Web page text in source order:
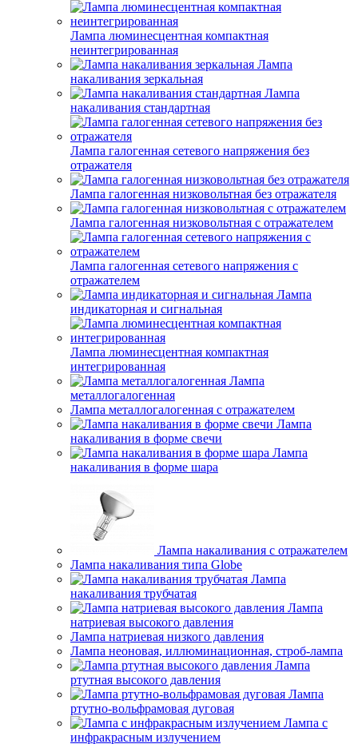
Лампа люминесцентная компактная
неинтегрированная
Лампа
накаливания зеркальная
Лампа
накаливания стандартная
Лампа галогенная сетевого напряжения без
отражателя
Лампа галогенная низковольтная без отражателя
Лампа галогенная низковольтная с отражателем
Лампа галогенная сетевого напряжения с
отражателем
Лампа
индикаторная и сигнальная
Лампа люминесцентная компактная
интегрированная
Лампа
металлогалогенная
Лампа металлогалогенная с отражателем
Лампа
накаливания в форме свечи
Лампа
накаливания в форме шара
Лампа накаливания с отражателем
Лампа накаливания типа Globe
Лампа
накаливания трубчатая
Лампа
натриевая высокого давления
Лампа натриевая низкого давления
Лампа неоновая, иллюминационная, строб-лампа
Лампа
ртутная высокого давления
Лампа
ртутно-вольфрамовая дуговая
Лампа с
инфракрасным излучением